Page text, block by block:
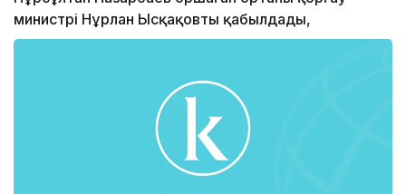
министрі Нұрлан Ысқақовты қабылдады,